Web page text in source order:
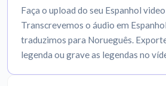
Faça o upload do seu Espanhol
Transcrevemos o áudio em
traduzimos para Norueguês.
legenda ou grave as legendas no